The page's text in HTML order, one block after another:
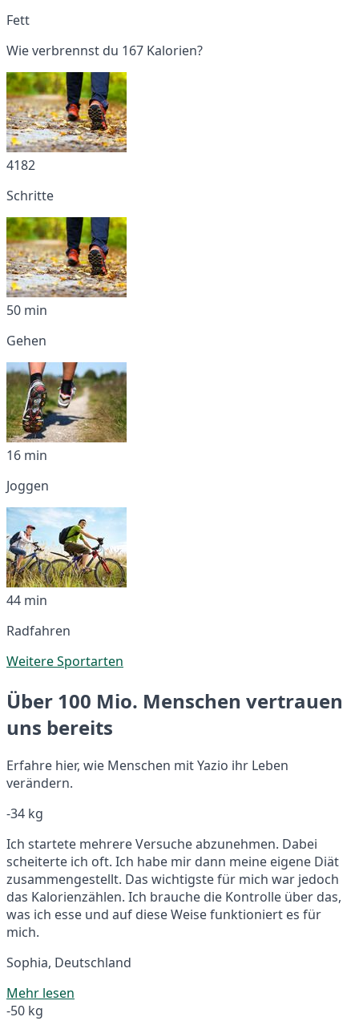
Fett
Wie verbrennst du 167 Kalorien?
4182
Schritte
50 min
Gehen
16 min
Joggen
44 min
Radfahren
Weitere Sportarten
Über 100 Mio. Menschen vertrauen
uns bereits
Erfahre hier, wie Menschen mit Yazio ihr Leben
verändern.
-34 kg
Ich startete mehrere Versuche abzunehmen. Dabei
scheiterte ich oft. Ich habe mir dann meine eigene Diät
zusammengestellt. Das wichtigste für mich war jedoch
das Kalorienzählen. Ich brauche die Kontrolle über das,
was ich esse und auf diese Weise funktioniert es für
mich.
Sophia, Deutschland
Mehr lesen
-50 kg